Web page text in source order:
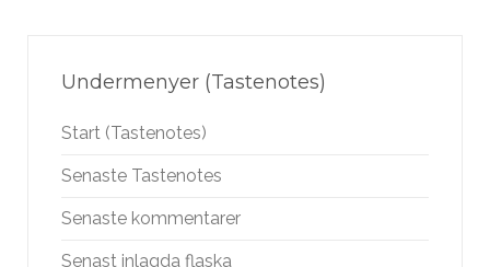
Undermenyer (Tastenotes)
Start (Tastenotes)
Senaste Tastenotes
Senaste kommentarer
Senast inlagda flaska